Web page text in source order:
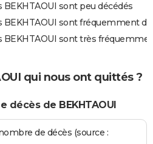
sont peu décédés
BEKHTAOUI sont fréquemment
BEKHTAOUI sont très
qui nous ont quittés ?
décès de BEKHTAOUI
de décès (source :